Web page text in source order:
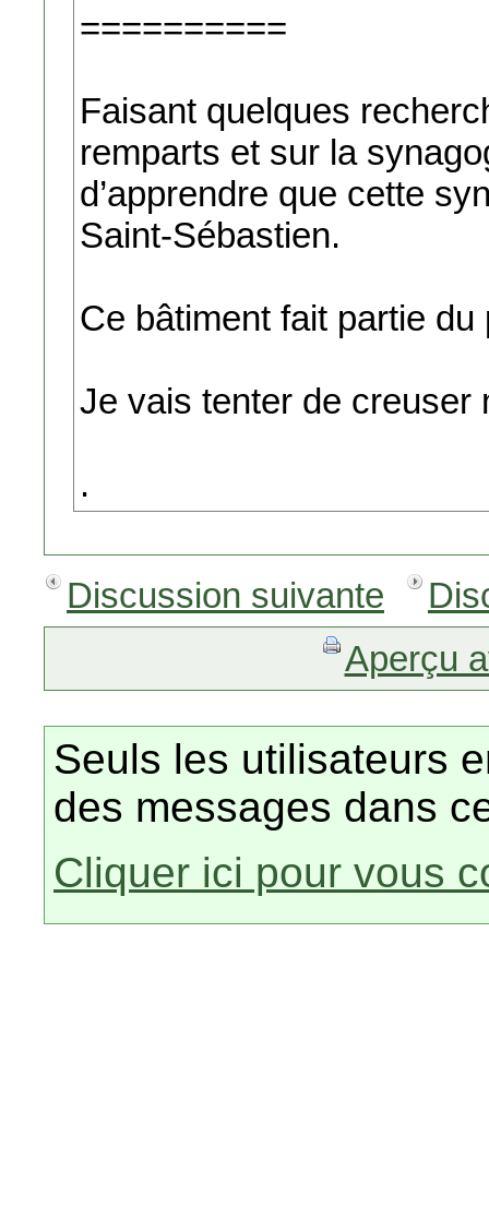
==========
Faisant quelques
remparts et sur la
d’apprendre que cette
Saint-Sébastien.
Ce bâtiment fait partie
Je vais tenter de creuser
.
Discussion suivante
Aperçu
Seuls les utilisateurs
des messages dans
Cliquer ici pour vous